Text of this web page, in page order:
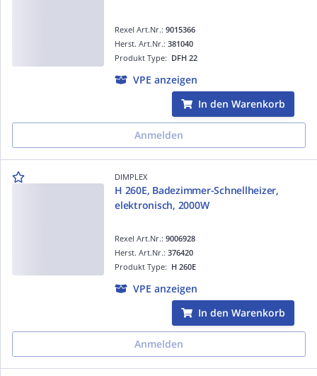
Rexel Art.Nr.: 9015366
Produkt Type: DFH 22
Herst. Art.Nr.: 381040
VPE anzeigen
In den Warenkorb
Anmelden
DIMPLEX
H 260E, Badezimmer-Schnellheizer,
elektronisch, 2000W
Rexel Art.Nr.: 9006928
Produkt Type: H 260E
Herst. Art.Nr.: 376420
VPE anzeigen
In den Warenkorb
Anmelden